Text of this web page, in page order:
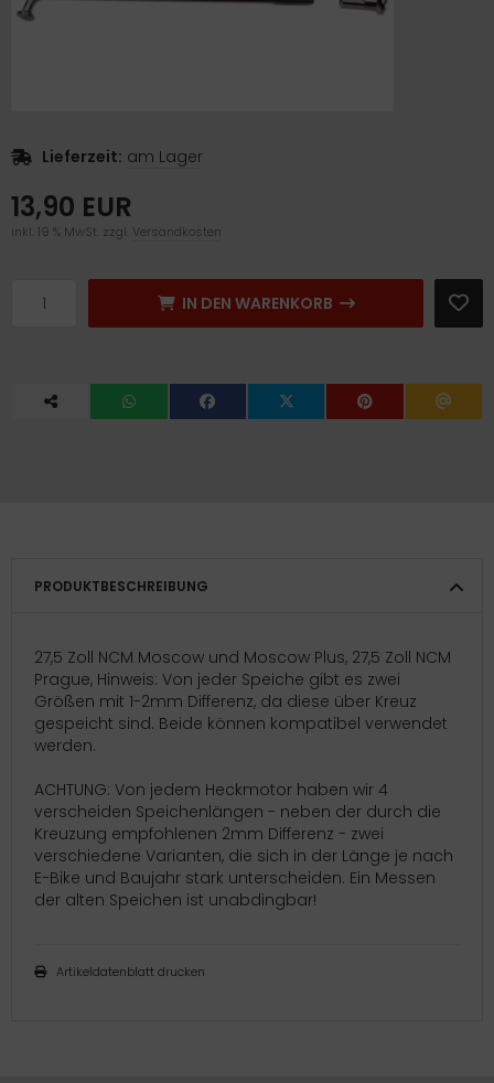
Lieferzeit: am Lager
13,90 EUR
inkl. 19 % MwSt. zzgl. Versandkosten
IN DEN WARENKORB
PRODUKTBESCHREIBUNG
27,5 Zoll NCM Moscow und Moscow Plus, 27,5 Zoll NCM
Prague, Hinweis: Von jeder Speiche gibt es zwei
Größen mit 1-2mm Differenz, da diese über Kreuz
gespeicht sind. Beide können kompatibel verwendet
werden.
ACHTUNG: Von jedem Heckmotor haben wir 4
verscheiden Speichenlängen - neben der durch die
Kreuzung empfohlenen 2mm Differenz - zwei
verschiedene Varianten, die sich in der Länge je nach
E-Bike und Baujahr stark unterscheiden. Ein Messen
der alten Speichen ist unabdingbar!
Artikeldatenblatt drucken